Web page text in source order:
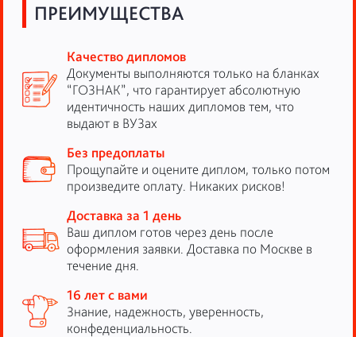
ПРЕИМУЩЕСТВА
Качество дипломов
Документы выполняются только на бланках
“ГОЗНАК”, что гарантирует абсолютную
идентичность наших дипломов тем, что
выдают в ВУЗах
Без предоплаты
Прощупайте и оцените диплом, только потом
произведите оплату. Никаких рисков!
Доставка за 1 день
Ваш диплом готов через день после
оформления заявки. Доставка по Москве в
течение дня.
16 лет с вами
Знание, надежность, уверенность,
конфеденциальность.